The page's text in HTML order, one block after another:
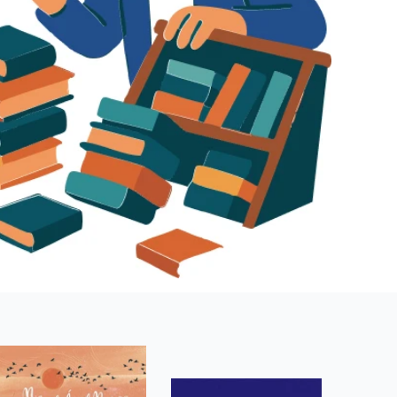
soubory cookie návštěvníků. Je nutné, aby banner cookie
k udržování proměnných relací uživatelů. Obvykle se
příkladem je udržování přihlášeného stavu uživatele
možné podávat platné zprávy o používání jejich
stránku a slouží k počítání a sledování zobrazení
sociálních médiích. Může také shromažďovat informace o
stránky.
správného vzhledu dialogových oken.
a zemí
1 rok
### Luigisbox???
1 rok